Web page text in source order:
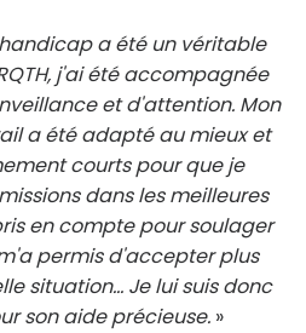
a été un véritable
j'ai été accompagnée
et d'attention. Mon
a été adapté au mieux et
courts pour que je
dans les meilleures
en compte pour soulager
permis d'accepter plus
situation… Je lui suis donc
son aide précieuse. »